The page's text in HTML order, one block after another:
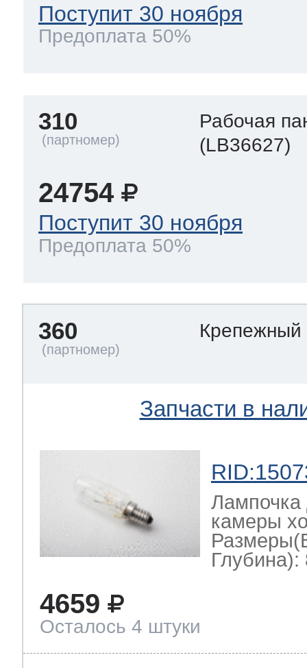
Поступит 30 ноября
Предоплата 50%
310
Рабочая
(LB36627)
24754
Поступит 30 ноября
Предоплата 50%
360
Запчасти в
Лампочка
камеры
Глубина):
4659
Осталось 4 штуки